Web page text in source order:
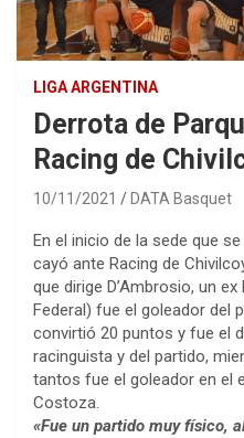
LIGA ARGENTINA
Derrota de
Racing de
10/11/2021 DATA Basquet
En el inicio de la sede que
cayó ante Racing de
que dirige D’Ambrosio, un
Federal) fue el goleador del
convirtió 20 puntos y fue el
racinguista y del partido,
tantos fue el goleador en el
Costoza.
«Fue un partido muy físico,